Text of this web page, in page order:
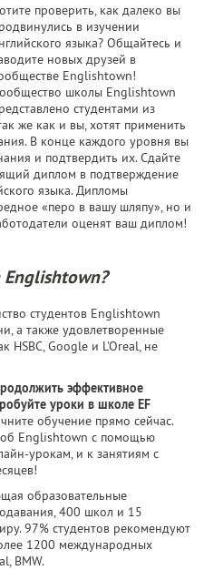
проверить, как далеко вы
в изучении
языка? Общайтесь и
новых друзей в
Englishtown!
школы Englishtown
студентами из
же как и вы, хотят применить
В конце каждого уровня вы
и подтвердить их. Сдайте
диплом в подтверждение
языка. Дипломы
«перо в вашу шляпу», но и
оценят ваш диплом!
студентов Englishtown
а также удовлетворенные
HSBC, Google и L'Oreal, не
эффективное
уроки в школе EF
обучение прямо сейчас.
об Englishtown с помощью
урокам, и к занятиям с
образовательные
400 школ и 15
97% студентов рекомендуют
1200 международных
BMW.